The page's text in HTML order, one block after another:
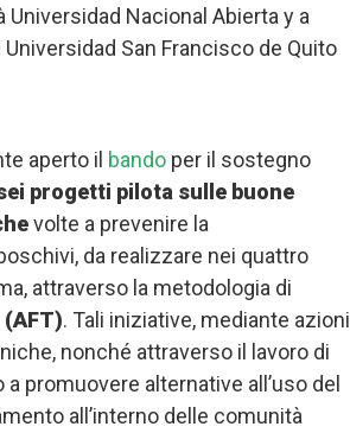
Nacional Abierta y a
San Francisco de Quito
aperto il bandoper il sostegno
progetti pilota sulle buone
volte a prevenire la
da realizzare nei quattro
attraverso la metodologia di
. Tali iniziative, mediante azioni
nonché attraverso il lavoro di
promuovere alternative all’uso del
all’interno delle comunità